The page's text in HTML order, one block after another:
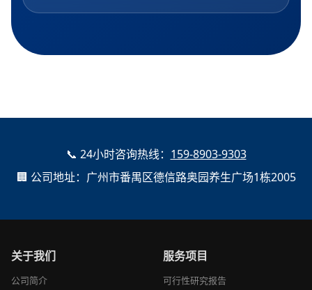
📞 24小时咨询热线： 159-8903-9303
🏢 公司地址：广州市番禺区德信路奥园养生广场1栋2005
关于我们
公司简介
服务项目
可行性研究报告